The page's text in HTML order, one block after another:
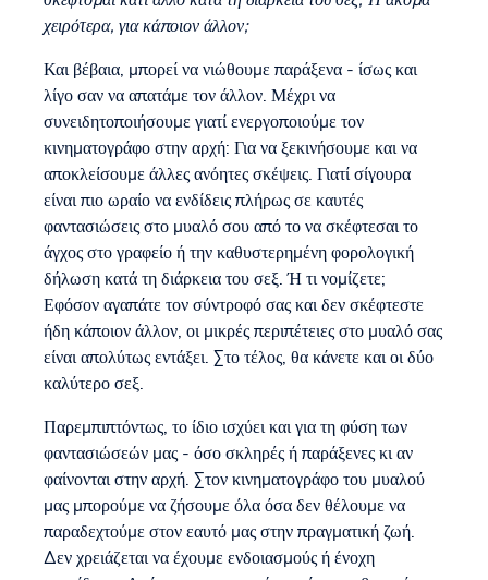
χειρότερα, για κάποιον άλλον;
Και βέβαια, μπορεί να νιώθουμε παράξενα - ίσως και
λίγο σαν να απατάμε τον άλλον. Μέχρι να
συνειδητοποιήσουμε γιατί ενεργοποιούμε τον
κινηματογράφο στην αρχή: Για να ξεκινήσουμε και να
αποκλείσουμε άλλες ανόητες σκέψεις. Γιατί σίγουρα
είναι πιο ωραίο να ενδίδεις πλήρως σε καυτές
φαντασιώσεις στο μυαλό σου από το να σκέφτεσαι το
άγχος στο γραφείο ή την καθυστερημένη φορολογική
δήλωση κατά τη διάρκεια του σεξ. Ή τι νομίζετε;
Εφόσον αγαπάτε τον σύντροφό σας και δεν σκέφτεστε
ήδη κάποιον άλλον, οι μικρές περιπέτειες στο μυαλό σας
είναι απολύτως εντάξει. Στο τέλος, θα κάνετε και οι δύο
καλύτερο σεξ.
Παρεμπιπτόντως, το ίδιο ισχύει και για τη φύση των
φαντασιώσεών μας - όσο σκληρές ή παράξενες κι αν
φαίνονται στην αρχή. Στον κινηματογράφο του μυαλού
μας μπορούμε να ζήσουμε όλα όσα δεν θέλουμε να
παραδεχτούμε στον εαυτό μας στην πραγματική ζωή.
Δεν χρειάζεται να έχουμε ενδοιασμούς ή ένοχη